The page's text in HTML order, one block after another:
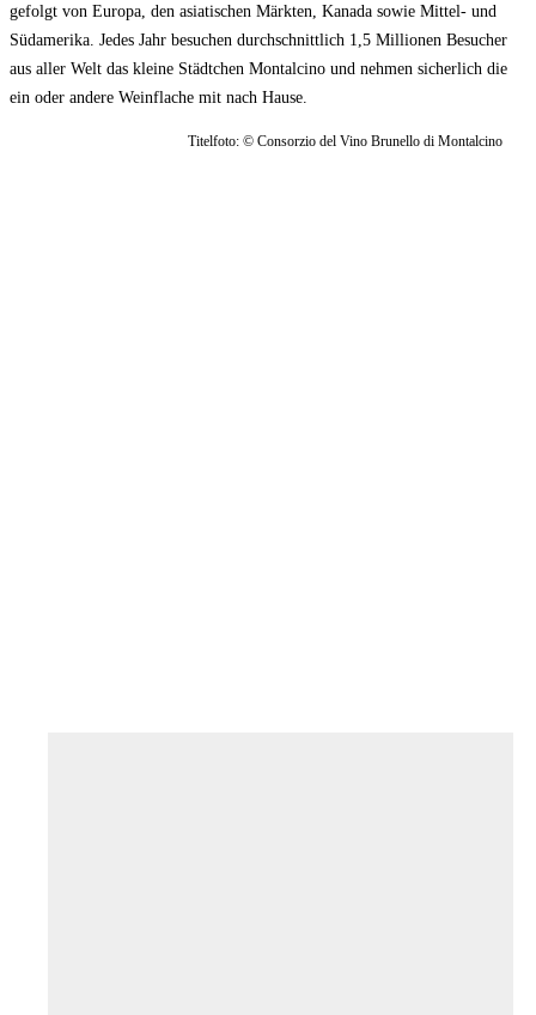
gefolgt von Europa, den asiatischen Märkten, Kanada sowie Mittel- und
Südamerika. Jedes Jahr besuchen durchschnittlich 1,5 Millionen Besucher
aus aller Welt das kleine Städtchen Montalcino und nehmen sicherlich die
ein oder andere Weinflache mit nach Hause.
Titelfoto: © Consorzio del Vino Brunello di Montalcino